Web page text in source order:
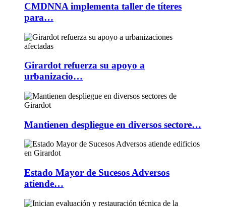
CMDNNA implementa taller de títeres
para…
Girardot refuerza su apoyo a
urbanizacio…
Mantienen despliegue en diversos sectore…
Estado Mayor de Sucesos Adversos
atiende…